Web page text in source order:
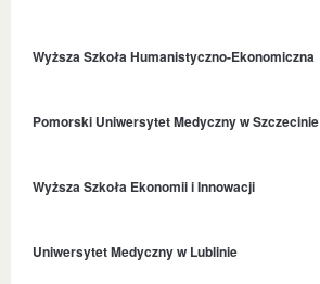
Wyższa Szkoła Humanistyczno-Ekonomiczna
Pomorski Uniwersytet Medyczny w Szczecinie
Wyższa Szkoła Ekonomii i Innowacji
Uniwersytet Medyczny w Lublinie